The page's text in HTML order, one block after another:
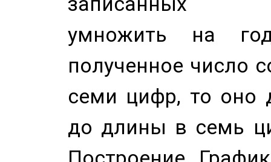
умножить на
полученное число
семи цифр, то оно
до длины в семь